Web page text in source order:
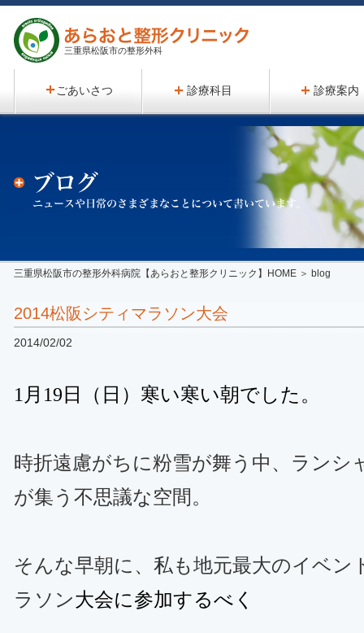
三重県松阪市の整形外科
ごあいさつ 診療科目 診療案内
三重県松阪市の整形外科病院【あらおと整形クリニック】HOME＞ blog
2014松阪シティマラソン大会
2014/02/02
1 月 19 日（日）寒い寒い朝でした。
時折遠慮がちに粉雪が舞う中、ランシ
が集う不思議な空間。
そんな早朝に、私も地元最大のイベン
ラソン大会に参加するべく